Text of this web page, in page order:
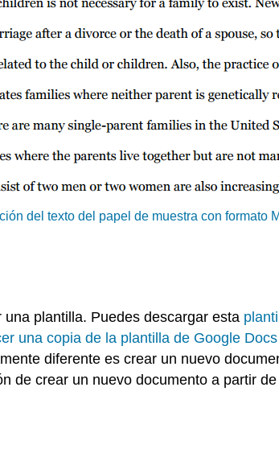
del texto del papel de muestra con formato
plantilla. Puedes descargar esta
una copia de la plantilla de Google Docs
diferente es crear un nuevo
de crear un nuevo documento a partir